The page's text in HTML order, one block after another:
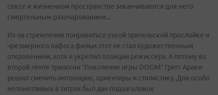
сексе и жизненном пространстве заканчиваются для него
смертельным разочарованием...
Из-за стремления понравиться узкой зрительской прослойке и
чрезмерного пафоса фильм этот не стал художественным
откровением, хотя и укрепил позиции режиссера. А потому во
второй ленте трилогии “Поколение игры DOOM” Грегг Араки
решил сменить интонацию, ориентиры и стилистику. Для особо
непонятливых в титрах был дан подзаголовок